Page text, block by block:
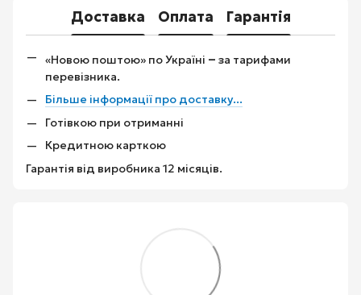
Доставка Оплата Гарантія
«Новою поштою» по Україні – за тарифами
перевізника.
Більше інформації про доставку...
Готівкою при отриманні
Кредитною карткою
Гарантія від виробника 12 місяців.